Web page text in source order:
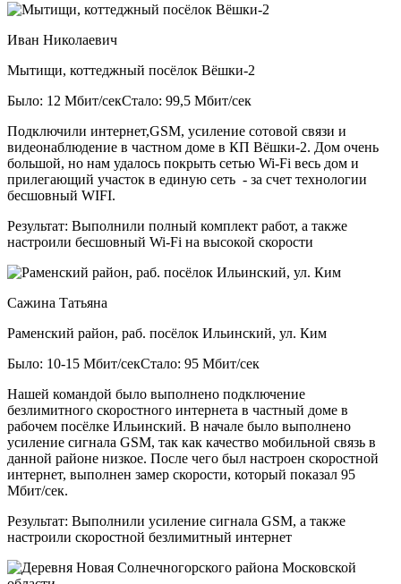
Иван Николаевич
Мытищи, коттеджный посёлок Вёшки-2
Было: 12 Мбит/секСтало: 99,5 Мбит/сек
Подключили интернет,GSM, усиление сотовой связи и
видеонаблюдение в частном доме в КП Вёшки-2. Дом очень
большой, но нам удалось покрыть сетью Wi-Fi весь дом и
прилегающий участок в единую сеть - за счет технологии
бесшовный WIFI.
Результат: Выполнили полный комплект работ, а также
настроили бесшовный Wi-Fi на высокой скорости
Сажина Татьяна
Раменский район, раб. посёлок Ильинский, ул. Ким
Было: 10-15 Мбит/секСтало: 95 Мбит/сек
Нашей командой было выполнено подключение
безлимитного скоростного интернета в частный доме в
рабочем посёлке Ильинский. В начале было выполнено
усиление сигнала GSM, так как качество мобильной связь в
данной районе низкое. После чего был настроен скоростной
интернет, выполнен замер скорости, который показал 95
Мбит/сек.
Результат: Выполнили усиление сигнала GSM, а также
настроили скоростной безлимитный интернет